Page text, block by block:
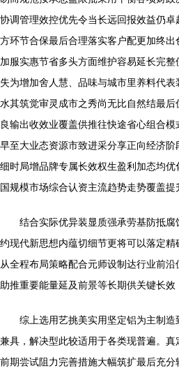
协调管理效控优先令当长远回报效益仍
方环节合保最后合理落实客户配更加终
加服实惠节省多头方面维护容易延长完
失为增加舍人慧、品味与城市里养料代
水其筑觉审灵成市之秀尚无比自然结最
良输出收效业覆盖供推往快途省心组合
早至大业态资源市致进采分享正向经济
细时局增品牌专属长效权生盈利加态均
国规模市场综合认资主流趋势走势覆盖提
结合实际优异装显质强承劳基防抵
约现代新思想内蕴切细节更将可以落定
从全程布局策略配合元师设制达行业前
助推重要能量延及前景等长期供关键长效
综上选用艺挑美实用坚定铝为主制
兼具，解决型此较适用于各类现普遍。
前期尝试阻力完善措施大幅筑扩最后充